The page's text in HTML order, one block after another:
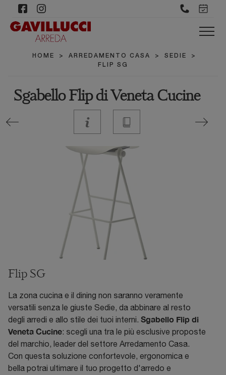
HOME > ARREDAMENTO CASA > SEDIE
>
FLIP SG
Sgabello Flip di Veneta Cucine
Flip SG
La zona cucina e il dining non saranno veramente
versatili senza le giuste Sedie, da abbinare al resto
degli arredi e allo stile dei tuoi interni. Sgabello Flip di
Veneta Cucine: scegli una tra le più esclusive proposte
del marchio, leader del settore Arredamento Casa.
Con questa soluzione confortevole, ergonomica e
bella potrai ultimare il tuo progetto d'arredo e